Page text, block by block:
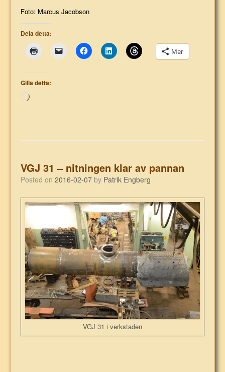
Foto: Marcus Jacobson
Dela detta:
Mer
Gilla detta:
Laddar
VGJ 31 – nitningen klar av pannan
Posted on 2016-02-07 by Patrik Engberg
VGJ 31 i verkstaden